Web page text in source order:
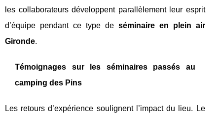
les collaborateurs développent parallèlement leur esprit
d’équipe pendant ce type de séminaire en plein air
Gironde.
Témoignages sur les séminaires passés au
camping des Pins
Les retours d’expérience soulignent l’impact du lieu. Le